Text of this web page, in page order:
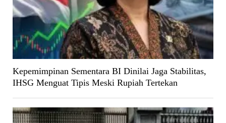
Kepemimpinan Sementara BI Dinilai Jaga Stabilitas,
IHSG Menguat Tipis Meski Rupiah Tertekan